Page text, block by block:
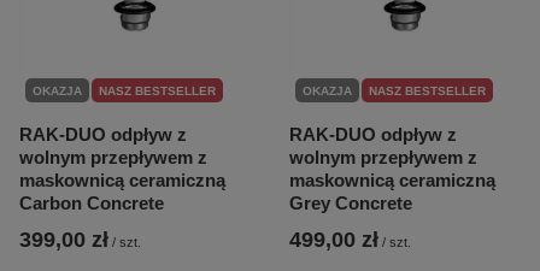
OKAZJA NASZ BESTSELLER
RAK-DUO odpływ z
wolnym przepływem z
maskownicą ceramiczną
Carbon Concrete
399,00 zł / szt.
OKAZJA NASZ BESTSELLER
RAK-DUO odpływ z
wolnym przepływem z
maskownicą ceramiczną
Grey Concrete
499,00 zł / szt.